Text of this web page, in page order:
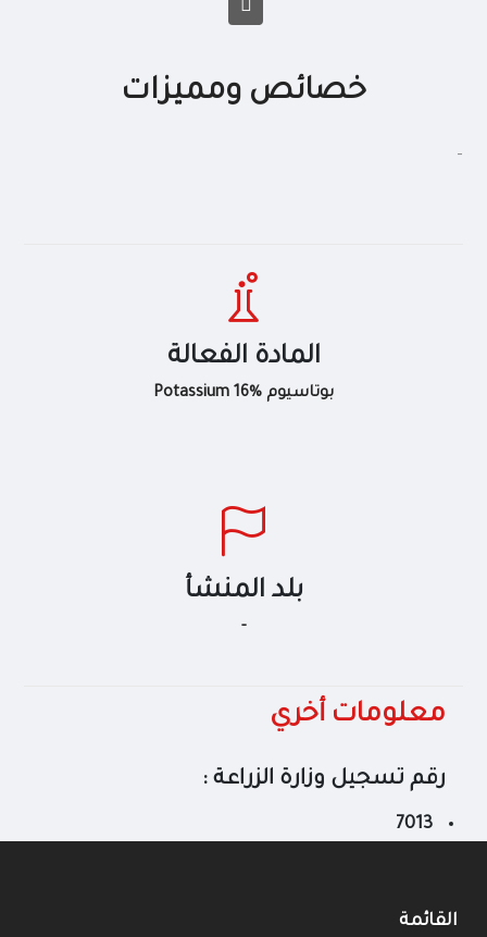
خصائص ومميزات
-
المادة الفعالة
بوتاسيوم Potassium 16%
بلد المنشأ
-
معلومات أخري
رقم تسجيل وزارة الزراعة :
القائمة